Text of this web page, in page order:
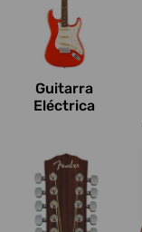
Guitarra
Eléctrica